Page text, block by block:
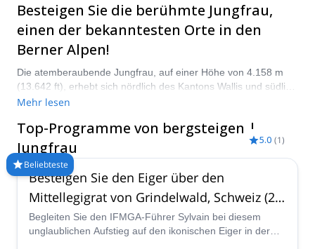
Besteigen Sie die berühmte Jungfrau,
einen der bekanntesten Orte in den
Berner Alpen!
Die atemberaubende Jungfrau, auf einer Höhe von 4.158 m
(13.642 ft), erhebt sich nördlich des Kantons Wallis und südlich
des Kantons Bern im Berner Oberland. Zusammen mit Eiger
Massiv in den Schweizer Alpen. Verpassen Sie nicht die
Gelegenheit, mit Hilfe eines der zertifizierten Guides von
Explore-Share.com den Gipfel der Jungfrau zu erklimmen!
Mehr lesen
Top-Programme von bergsteigen |
Jungfrau
Beliebteste
5.0 (1)
Besteigen Sie den Eiger über den
Mittellegigrat von Grindelwald, Schweiz (2
Tage)
Begleiten Sie den IFMGA-Führer Sylvain bei diesem
unglaublichen Aufstieg auf den ikonischen Eiger in der